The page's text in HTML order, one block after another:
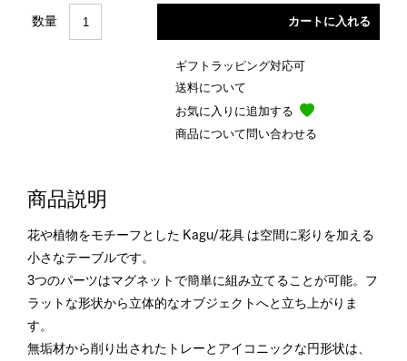
数量
ギフトラッピング対応可
送料について
お気に入りに追加する
商品について問い合わせる
商品説明
花や植物をモチーフとした Kagu/花具 は空間に彩りを加える
小さなテーブルです。
3つのパーツはマグネットで簡単に組み立てることが可能。フ
ラットな形状から立体的なオブジェクトへと立ち上がりま
す。
無垢材から削り出されたトレーとアイコニックな円形状は、